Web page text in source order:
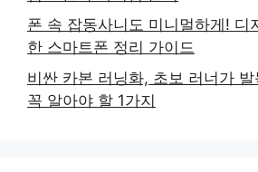
폰 속 잡동사니도 미니멀하게! 디
한 스마트폰 정리 가이드
비싼 카본 러닝화, 초보 러너가
꼭 알아야 할 1가지